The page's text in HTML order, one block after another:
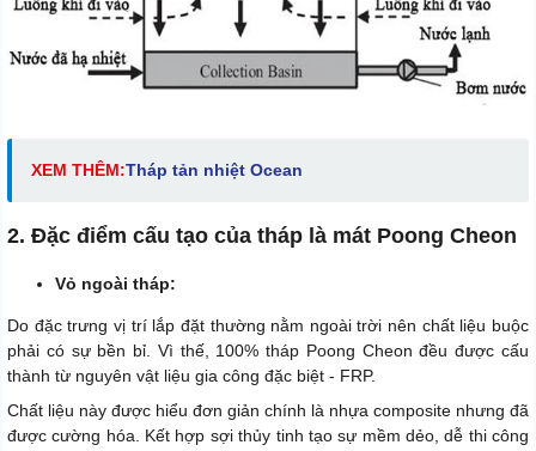
XEM THÊM:Tháp tản nhiệt Ocean
2. Đặc điểm cấu tạo của tháp là mát Poong Cheon
Vỏ ngoài tháp:
Do đặc trưng vị trí lắp đặt thường nằm ngoài trời nên chất liệu buộc
phải có sự bền bỉ. Vì thế, 100% tháp Poong Cheon đều được cấu
thành từ nguyên vật liệu gia công đặc biệt - FRP.
Chất liệu này được hiểu đơn giản chính là nhựa composite nhưng đã
được cường hóa. Kết hợp sợi thủy tinh tạo sự mềm dẻo, dễ thi công